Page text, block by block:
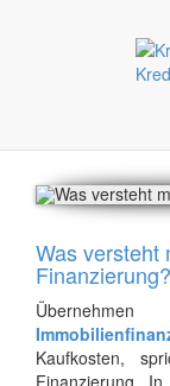
Was versteht
Finanzierung?
Kaufkosten,
Finanzierung.